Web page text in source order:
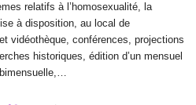
relatifs à l’homosexualité, la
à disposition, au local de
vidéothèque, conférences, projections
historiques, édition d’un mensuel